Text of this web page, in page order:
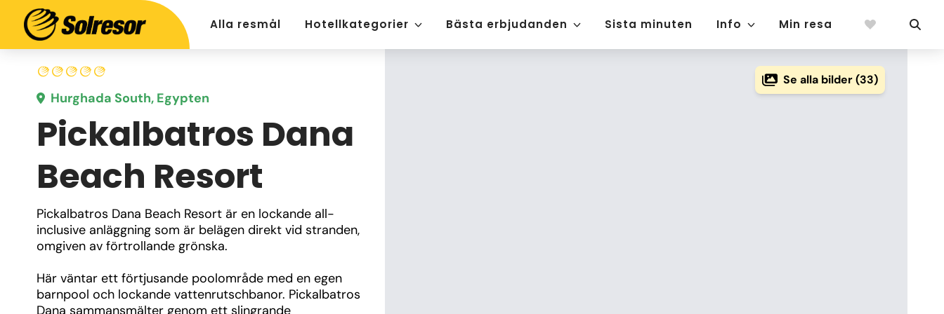
Alla resmål Hotellkategorier Bästa erbjudanden Sista minuten Info Min resa
Hurghada South, Egypten
Pickalbatros Dana
Beach Resort
Pickalbatros Dana Beach Resort är en lockande all-
inclusive anläggning som är belägen direkt vid stranden,
omgiven av förtrollande grönska.
Här väntar ett förtjusande poolområde med en egen
barnpool och lockande vattenrutschbanor. Pickalbatros
Dana sammansmälter genom ett slingrande
Se alla bilder (33)